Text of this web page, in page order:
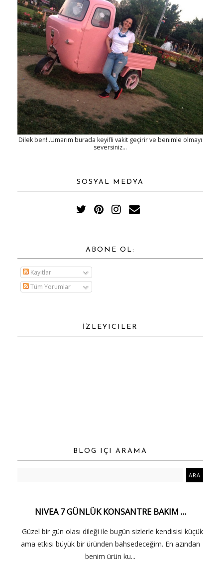
Dilek ben!..Umarım burada keyifli vakit geçirir ve benimle olmayı
seversiniz...
SOSYAL MEDYA
ABONE OL:
Kayıtlar
Tüm Yorumlar
İZLEYICILER
BLOG IÇI ARAMA
NIVEA 7 GÜNLÜK KONSANTRE BAKIM …
Güzel bir gün olası dileği ile bugün sizlerle kendisisi küçük
ama etkisi büyük bir üründen bahsedeceğim. En azından
benim ürün ku...